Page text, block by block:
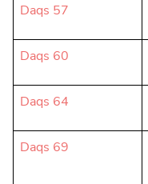
Daqs 57
Daqs 60
Daqs 64
Daqs 69